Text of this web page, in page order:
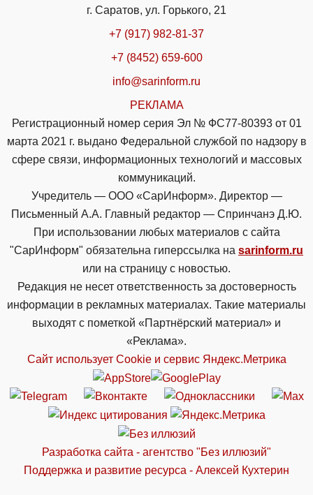
г. Саратов, ул. Горького, 21
+7 (917) 982-81-37
+7 (8452) 659-600
info@sarinform.ru
РЕКЛАМА
Регистрационный номер серия Эл № ФС77-80393 от 01
марта 2021 г. выдано Федеральной службой по надзору в
сфере связи, информационных технологий и массовых
коммуникаций.
Учредитель — ООО «СарИнформ». Директор —
Письменный А.А. Главный редактор — Спринчанэ Д.Ю.
При использовании любых материалов с сайта
"СарИнформ" обязательна гиперссылка на sarinform.ru
или на страницу с новостью.
Редакция не несет ответственность за достоверность
информации в рекламных материалах. Такие материалы
выходят с пометкой «Партнёрский материал» и
«Реклама».
Сайт использует Cookie и сервиc Яндекс.Метрика
Разработка сайта - агентство "Без иллюзий"
Поддержка и развитие ресурса - Алексей Кухтерин